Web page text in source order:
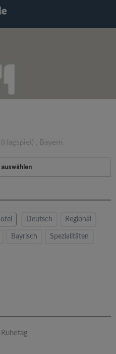
(Hagspiel) , Bayern
Deutsch Regional
Bayrisch Spezialitäten
Ruhetag